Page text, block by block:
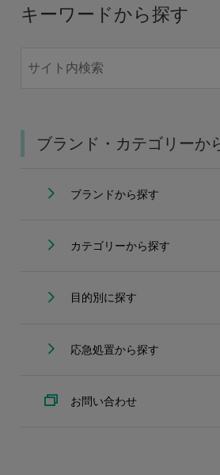
キーワードから探す
ブランド・カテゴリーか
ブランドから探す
カテゴリーから探す
目的別に探す
応急処置から探す
お問い合わせ